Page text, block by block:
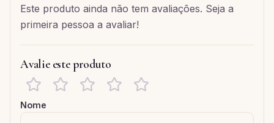
Este produto ainda não tem avaliações. Seja a
primeira pessoa a avaliar!
Avalie este produto
Nome